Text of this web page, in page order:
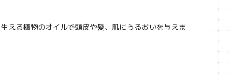
える植物のオイルで頭皮や髪、肌にうるおいを与えま